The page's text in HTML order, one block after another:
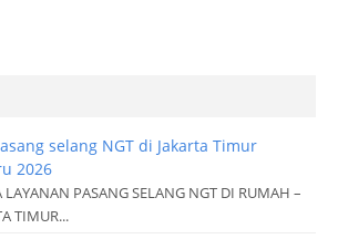
selang NGT di Jakarta Timur
2026
LAYANAN PASANG SELANG NGT DI RUMAH –
TIMUR...